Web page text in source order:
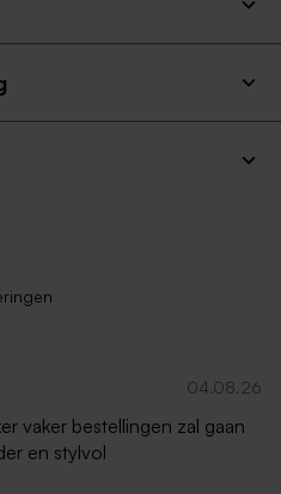
puntklep
04.08.26
vaker bestellingen zal gaan
en stylvol